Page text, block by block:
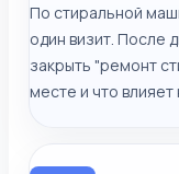
По стиральной
один визит. После
закрыть "ремонт
месте и что